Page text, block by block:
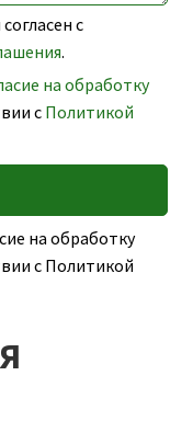
с
.
на обработку
с Политикой
на обработку
с Политикой